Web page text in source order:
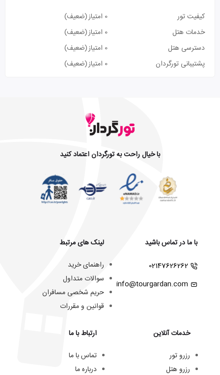
کیفیت تور 0 امتیاز
(ضعیف)
خدمات هتل
0 امتیاز
(ضعیف)
دسترسی هتل
0 امتیاز
(ضعیف)
پشتیبانی تورگردان
0 امتیاز (ضعیف)
با خیال راحت به تورگردان اعتماد کنید
با ما در تماس باشید
02147626262
info@tourgardan.com
خدمات آنلاین
رزرو تور
رزرو هتل
لینک های مرتبط
راهنمای خرید
سوالات متداول
حریم شخصی مسافران
قوانین و مقررات
ارتباط با ما
تماس با ما
درباره ما